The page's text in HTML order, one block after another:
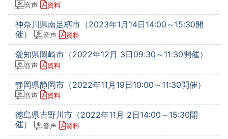
音声 資料
神奈川県南足柄市（2023年1月14日14:00～15:30開
催）
音声 資料
愛知県岡崎市（2022年12月 3日09:30～11:30開催）
音声 資料
静岡県静岡市（2022年11月19日10:00～11:30開催）
音声 資料
徳島県吉野川市（2022年11月 2日14:00～15:30開
催）
音声 資料